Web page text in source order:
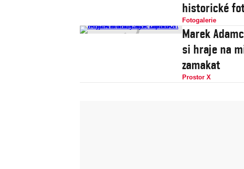
historické
Fotogalerie
Marek
si hraje na
zamakat
Prostor X